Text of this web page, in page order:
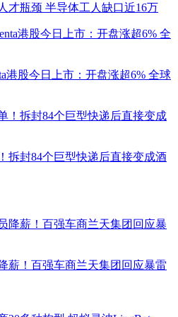
才瓶颈 半导体工人缺口近16万
港股今日上市：开盘涨超6% 全球
拆封84个巨型快递后直接变成酒
薪！百强车商兰天集团回应暴雷